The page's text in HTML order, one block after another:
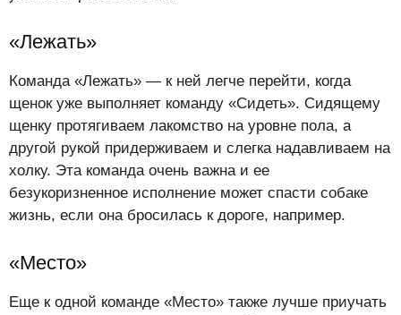
«Лежать»
Команда «Лежать» — к ней легче перейти, когда
щенок уже выполняет команду «Сидеть». Сидящему
щенку протягиваем лакомство на уровне пола, а
другой рукой придерживаем и слегка надавливаем на
холку. Эта команда очень важна и ее
безукоризненное исполнение может спасти собаке
жизнь, если она бросилась к дороге, например.
«Место»
Еще к одной команде «Место» также лучше приучать